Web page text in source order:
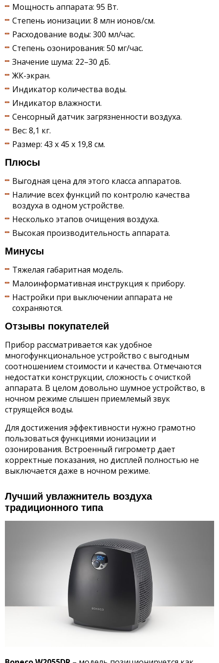
Мощность аппарата: 95 Вт.
Степень ионизации: 8 млн ионов/см.
Расходование воды: 300 мл/час.
Степень озонирования: 50 мг/час.
Значение шума: 22–30 дБ.
ЖК-экран.
Индикатор количества воды.
Индикатор влажности.
Сенсорный датчик загрязненности воздуха.
Вес: 8,1 кг.
Размер: 43 x 45 x 19,8 см.
Плюсы
Выгодная цена для этого класса аппаратов.
Наличие всех функций по контролю качества
воздуха в одном устройстве.
Несколько этапов очищения воздуха.
Высокая производительность аппарата.
Минусы
Тяжелая габаритная модель.
Малоинформативная инструкция к прибору.
Настройки при выключении аппарата не
сохраняются.
Отзывы покупателей
Прибор рассматривается как удобное
многофункциональное устройство с выгодным
соотношением стоимости и качества. Отмечаются
недостатки конструкции, сложность с очисткой
аппарата. В целом довольно шумное устройство, в
ночном режиме слышен приемлемый звук
струящейся воды.
Для достижения эффективности нужно грамотно
пользоваться функциями ионизации и
озонирования. Встроенный гигрометр дает
корректные показания, но дисплей полностью не
выключается даже в ночном режиме.
Лучший увлажнитель воздуха
традиционного типа